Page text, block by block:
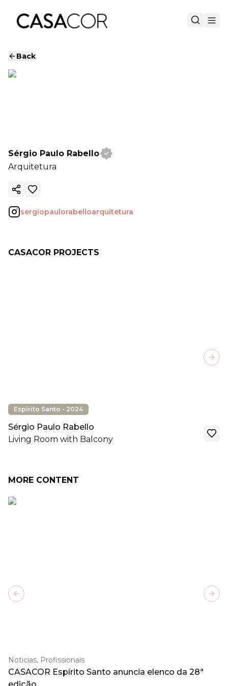
Back
Sérgio Paulo Rabello
Arquitetura
Copy ink
sergiopaulorabelloarquitetura
CASACOR PROJECTS
Espírito Santo - 2024
Sérgio Paulo Rabello
Living Room with Balcony
MORE CONTENT
Noticias, Profissionais
CASACOR Espírito Santo anuncia elenco da 28ª
Previous slide